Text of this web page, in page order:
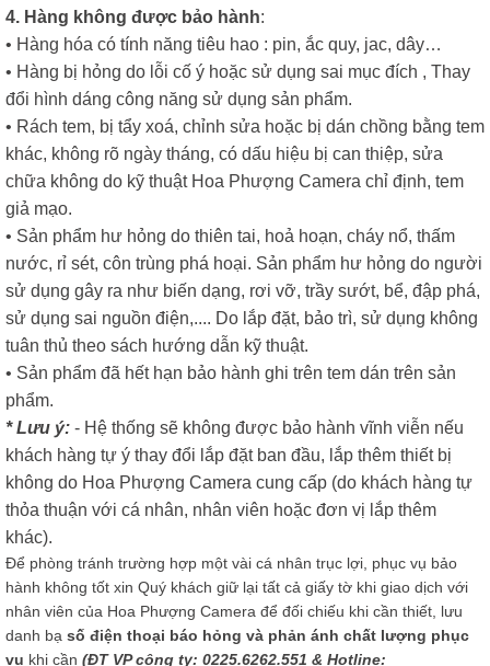
4. Hàng không được bảo hành:
• Hàng hóa có tính năng tiêu hao : pin, ắc quy, jac, dây…
• Hàng bị hỏng do lỗi cố ý hoặc sử dụng sai mục đích , Thay
đổi hình dáng công năng sử dụng sản phẩm.
• Rách tem, bị tẩy xoá, chỉnh sửa hoặc bị dán chồng bằng tem
khác, không rõ ngày tháng, có dấu hiệu bị can thiệp, sửa
chữa không do kỹ thuật Hoa Phượng Camera chỉ định, tem
giả mạo.
• Sản phẩm hư hỏng do thiên tai, hoả hoạn, cháy nổ, thấm
nước, rỉ sét, côn trùng phá hoại. Sản phẩm hư hỏng do người
sử dụng gây ra như biến dạng, rơi vỡ, trầy sướt, bể, đập phá,
sử dụng sai nguồn điện,.... Do lắp đặt, bảo trì, sử dụng không
tuân thủ theo sách hướng dẫn kỹ thuật.
• Sản phẩm đã hết hạn bảo hành ghi trên tem dán trên sản
phẩm.
* Lưu ý: - Hệ thống sẽ không được bảo hành vĩnh viễn nếu
khách hàng tự ý thay đổi lắp đặt ban đầu, lắp thêm thiết bị
không do Hoa Phượng Camera cung cấp (do khách hàng tự
thỏa thuận với cá nhân, nhân viên hoặc đơn vị lắp thêm
khác).
Để phòng tránh trường hợp một vài cá nhân trục lợi, phục vụ bảo
hành không tốt xin Quý khách giữ lại tất cả giấy tờ khi giao dịch với
nhân viên của Hoa Phượng Camera để đối chiếu khi cần thiết, lưu
danh bạ số điện thoại báo hỏng và phản ánh chất lượng phục
vụ khi cần (ĐT VP công ty: 0225.6262.551 & Hotline: